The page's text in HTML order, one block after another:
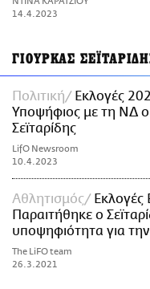
ΑΜΠΑ
14.4.2023
ΓΙΟΥΡΚΑΣ
Πολιτική
Εκλογές
Υποψήφιος με τη ΝΔ ο
Σεϊταρίδης
LifO Newsroom
10.4.2023
Αθλητισμός
Παραιτήθηκε ο
υποψηφιότητα για
The LiFO team
26.3.2021